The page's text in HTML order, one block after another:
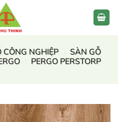
CÔNG NGHIỆP
SÀN GỖ
PERGO PERSTORP